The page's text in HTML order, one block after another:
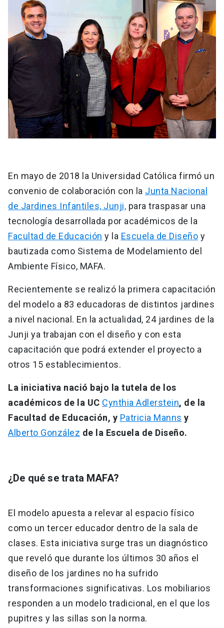
Vecinos
Donaciones
En mayo de 2018 la Universidad Católica firmó un
convenio de colaboración con la Junta Nacional
de Jardines Infantiles, Junji, para traspasar una
tecnología desarrollada por académicos de la
Facultad de Educación y la Escuela de Diseño y
bautizada como Sistema de Modelamiento del
Ambiente Físico, MAFA.
Recientemente se realizó la primera capacitación
del modelo a 83 educadoras de distintos jardines
a nivel nacional. En la actualidad, 24 jardines de la
Junji ya trabajan con el diseño y con esta
capacitación que podrá extender el proyecto a
otros 15 establecimientos.
La iniciativa nació bajo la tutela de los
académicos de la UC Cynthia Adlerstein, de la
Facultad de Educación, y Patricia Manns y
Alberto González de la Escuela de Diseño.
¿De qué se trata MAFA?
El modelo apuesta a relevar al espacio físico
como un tercer educador dentro de la sala de
clases. Esta iniciativa surge tras un diagnóstico
que reveló que durante los últimos 30 años el
diseño de los jardines no ha sufrido
transformaciones significativas. Los mobiliarios
responden a un modelo tradicional, en el que los
pupitres y las sillas son la norma.